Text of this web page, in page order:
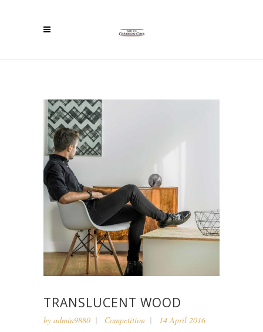
TRANSLUCENT WOOD
by admin9880 Competition 14 April 2016